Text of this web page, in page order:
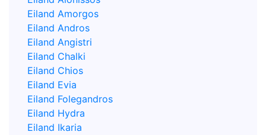
Eiland Amorgos
Eiland Andros
Eiland Angistri
Eiland Chalki
Eiland Chios
Eiland Evia
Eiland Folegandros
Eiland Hydra
Eiland Ikaria